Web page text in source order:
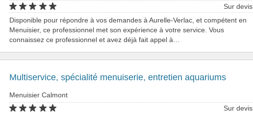
Sur devis
Disponible pour répondre à vos demandes à Aurelle-Verlac, et compétent en
Menuisier, ce professionnel met son expérience à votre service. Vous
connaissez ce professionnel et avez déjà fait appel à…
Multiservice, spécialité menuiserie, entretien aquariums
Menuisier Calmont
Sur devis